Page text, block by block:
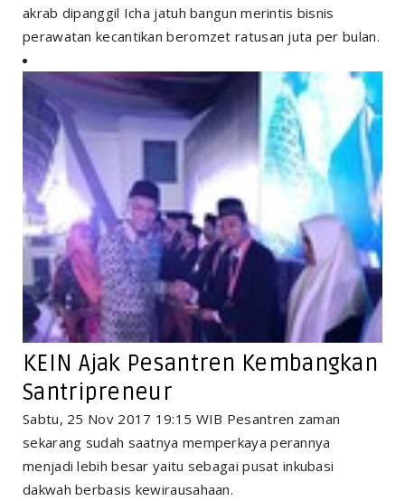
akrab dipanggil Icha jatuh bangun merintis bisnis
perawatan kecantikan beromzet ratusan juta per bulan.
KEIN Ajak Pesantren Kembangkan
Santripreneur
Sabtu, 25 Nov 2017 19:15 WIB Pesantren zaman
sekarang sudah saatnya memperkaya perannya
menjadi lebih besar yaitu sebagai pusat inkubasi
dakwah berbasis kewirausahaan.